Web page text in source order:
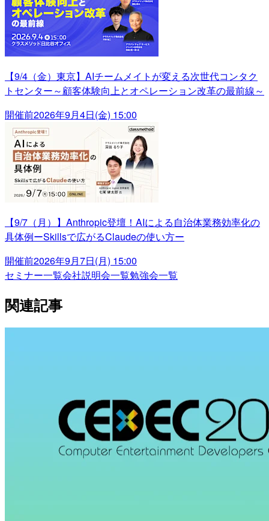
【9/4（金）東京】AIチームメイトが変える次世代コンタク
トセンター～顧客体験向上とオペレーション改革の最前線～
開催前2026年9月4日(金) 15:00
【9/7（月）】Anthropic登壇！AIによる自治体業務効率化の
具体例ーSkillsで広がるClaudeの使い方ー
開催前2026年9月7日(月) 15:00
セミナー一覧会社説明会一覧勉強会一覧
関連記事